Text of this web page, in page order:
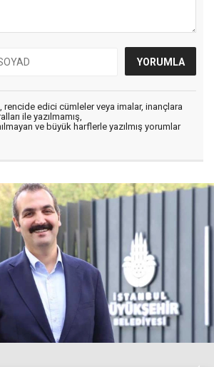
rencide edici cümleler veya imalar, inançlara
ile yazılmamış,
ve büyük harflerle yazılmış yorumlar